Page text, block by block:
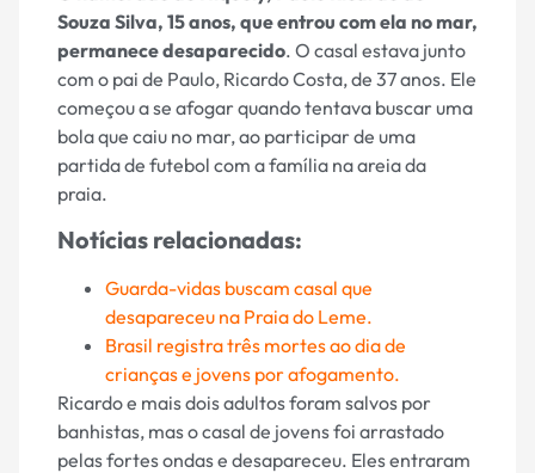
Souza Silva, 15 anos, que entrou com ela no mar,
permanece desaparecido. O casal estava junto
com o pai de Paulo, Ricardo Costa, de 37 anos. Ele
começou a se afogar quando tentava buscar uma
bola que caiu no mar, ao participar de uma
partida de futebol com a família na areia da
praia.
Notícias relacionadas:
Guarda-vidas buscam casal que
desapareceu na Praia do Leme.
Brasil registra três mortes ao dia de
crianças e jovens por afogamento.
Ricardo e mais dois adultos foram salvos por
banhistas, mas o casal de jovens foi arrastado
pelas fortes ondas e desapareceu. Eles entraram